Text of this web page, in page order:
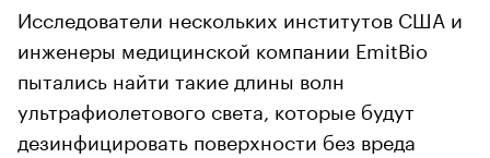
Исследователи нескольких институтов США и
инженеры медицинской компании EmitBio
пытались найти такие длины волн
ультрафиолетового света, которые будут
дезинфицировать поверхности без вреда